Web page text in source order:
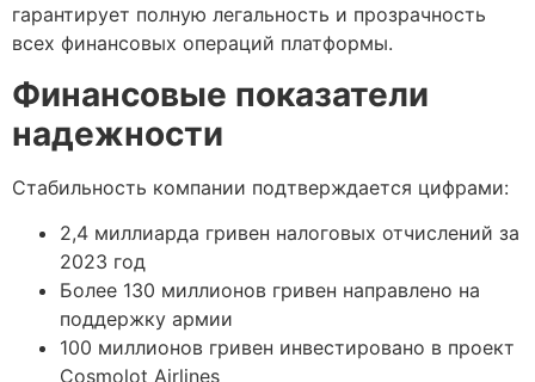
гарантирует полную легальность и прозрачность
всех финансовых операций платформы.
Финансовые показатели
надежности
Стабильность компании подтверждается цифрами:
2,4 миллиарда гривен налоговых отчислений за
2023 год
Более 130 миллионов гривен направлено на
поддержку армии
100 миллионов гривен инвестировано в проект
Cosmolot Airlines